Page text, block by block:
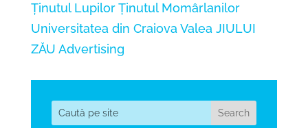
Ținutul Lupilor Ținutul Momârlanilor
Universitatea din Craiova Valea JIULUI
ZĂU Advertising